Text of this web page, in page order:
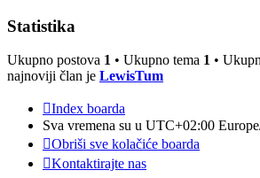
Statistika
Ukupno postova 1 • Ukupno tema 1 •
najnoviji član je LewisTum
Index boarda
Sva vremena su u UTC+02:00
Obriši sve kolačiće boarda
Kontaktirajte nas